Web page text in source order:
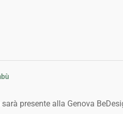
presente alla Genova